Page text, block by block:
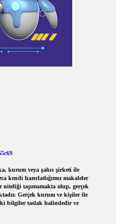
kurum veya şahıs şirketi ile
kendi hazırladığımız makaleler
taşımamakta olup, gerçek
Gerçek kurum ve kişiler ile
bilgiler taslak halindedir ve